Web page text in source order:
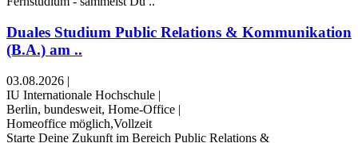
Duales Studium Public Relations & Kommunikation
(B.A.) am ..
03.08.2026 |
IU Internationale Hochschule |
Berlin, bundesweit, Home-Office |
Homeoffice möglich,Vollzeit
Starte Deine Zukunft im Bereich Public Relations &